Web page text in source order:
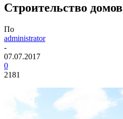
Строительство домов
По
administrator
-
07.07.2017
0
2181